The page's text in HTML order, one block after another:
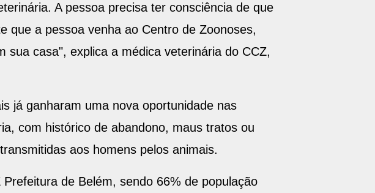
A pessoa precisa ter consciência de que
que a pessoa venha ao Centro de Zoonoses,
sua casa", explica a médica veterinária do CCZ,
já ganharam uma nova oportunidade nas
com histórico de abandono, maus tratos ou
aos homens pelos animais.
de Belém, sendo 66% de população